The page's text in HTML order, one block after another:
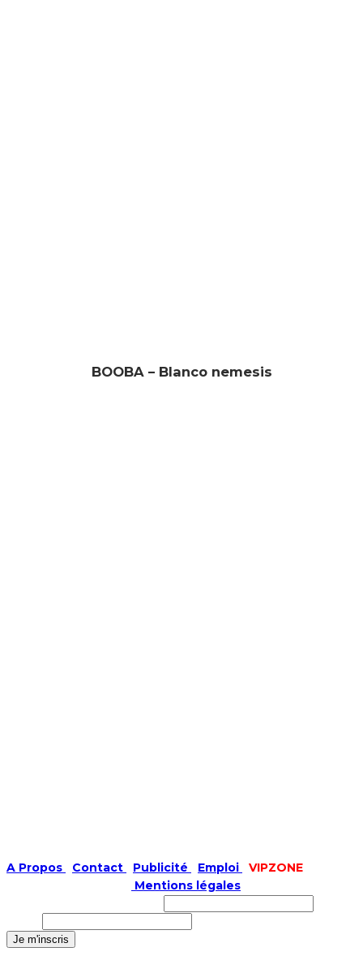
BOOBA – Blanco nemesis
A Propos Contact Publicité Emploi
VIPZONE
Mentions légales